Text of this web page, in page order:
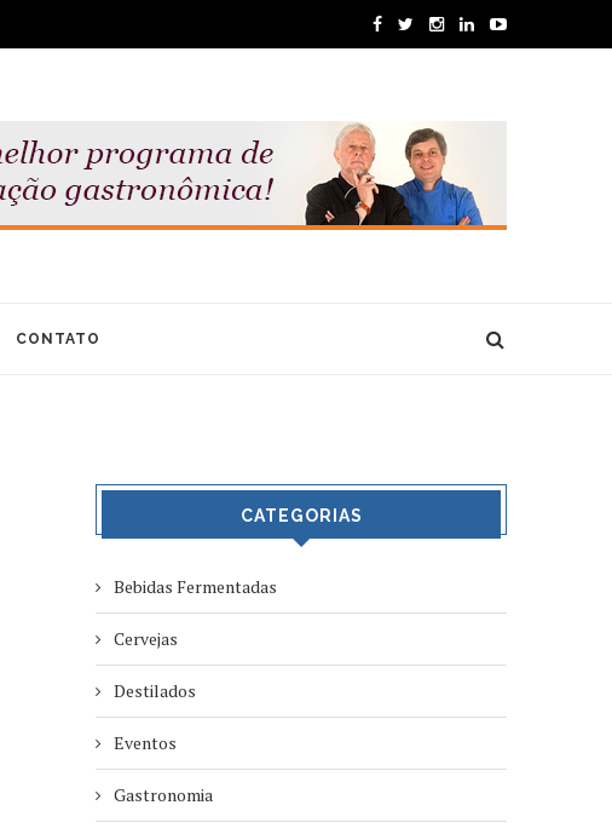
CONTATO
CATEGORIAS
Bebidas Fermentadas
Cervejas
Destilados
Eventos
Gastronomia